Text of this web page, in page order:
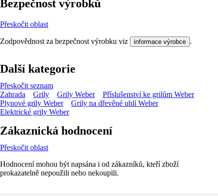
Bezpečnost výrobků
Přeskočit oblast
Zodpovědnost za bezpečnost výrobku viz informace výrobce .
Další kategorie
Přeskočit seznam
Zahrada
Grily Grily Weber
Příslušenství ke grilům Weber
Plynové grily Weber
Grily na dřevěné uhlí Weber
Elektrické grily Weber
Zákaznická hodnocení
Přeskočit oblast
Hodnocení mohou být napsána i od zákazníků, kteří zboží
prokazatelně nepoužili nebo nekoupili.